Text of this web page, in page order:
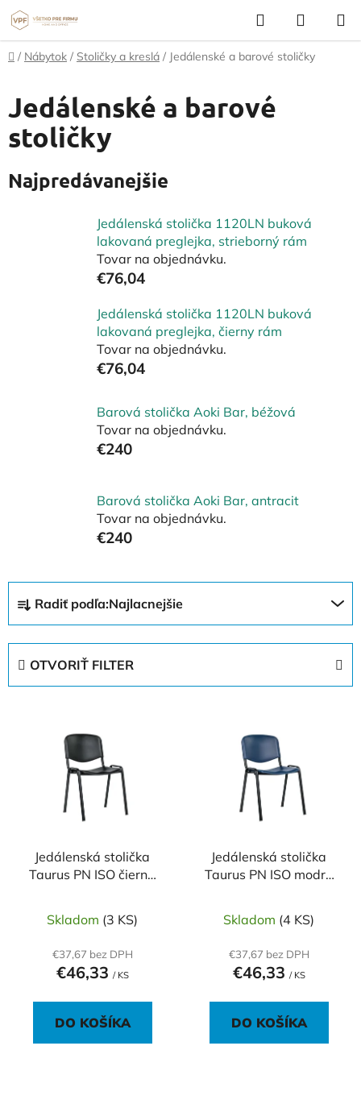
Prejsť
na
obsah
Hľadať
KOŠÍK
Domov
/ Nábytok / Stoličky a kreslá / Jedálenské a barové stoličky
Jedálenské a barové
stoličky
Najpredávanejšie
Jedálenská stolička 1120LN buková
lakovaná preglejka, strieborný rám
Tovar na objednávku.
€76,04
Jedálenská stolička 1120LN buková
lakovaná preglejka, čierny rám
Tovar na objednávku.
€76,04
Barová stolička Aoki Bar, béžová
Tovar na objednávku.
€240
Barová stolička Aoki Bar, antracit
Tovar na objednávku.
€240
d
Radiť podľa:Najlacnejšie
OTVORIŤ FILTER
Jedálenská stolička
Taurus PN ISO čierna
Skladom (3 KS)
€37,67 bez DPH
€46,33 / KS
DO KOŠÍKA
Jedálenská stolička
Taurus PN ISO modrá
Skladom (4 KS)
€37,67 bez DPH
€46,33 / KS
DO KOŠÍKA